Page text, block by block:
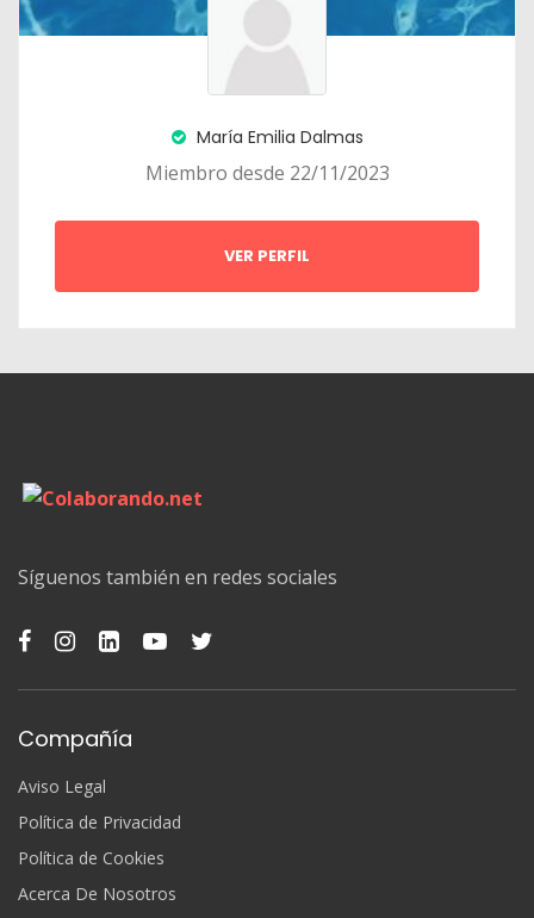
María Emilia Dalmas
Miembro desde 22/11/2023
VER PERFIL
Síguenos también en redes sociales
Compañía
Aviso Legal
Política de Privacidad
Política de Cookies
Acerca De Nosotros